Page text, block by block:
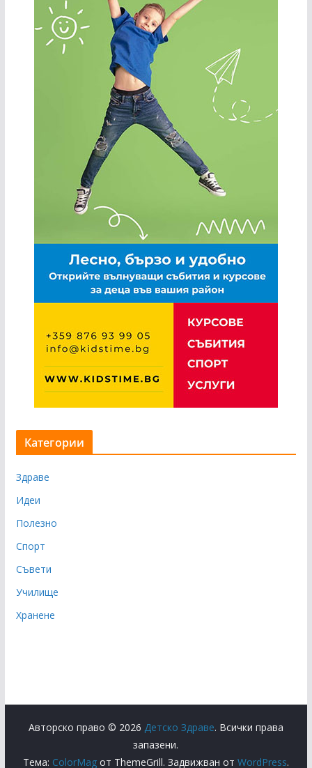
Категории
Здраве
Идеи
Полезно
Спорт
Съвети
Училище
Хранене
Авторско право © 2026 Детско Здраве. Всички права
запазени.
Тема: ColorMagот ThemeGrill. Задвижван от WordPress.